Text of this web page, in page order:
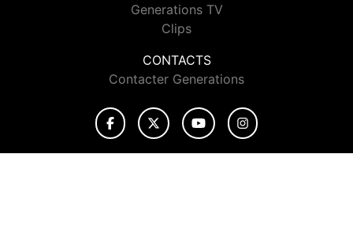
Generations TV
Clips
CONTACTS
Contacter Generations